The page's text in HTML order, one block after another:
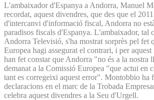
L'ambaixador d'Espanya a Andorra, Manuel
recordat, aquest divendres, que des que el
d'intercanvi d'informació fiscal, Andorra no
paradisos fiscals d'Espanya. L'ambaixador, tal
Andorra Televisió, s'ha mostrat sorprès pel fet
Europea hagi assegurat el contrari, i per
han fet constar que Andorra "no és a la nostra
demanat a la Comissió Europea "que actui en
tant es corregeixi aquest error". Montobbio ha
declaracions en el marc de la Trobada
celebra aquest divendres a la Seu d'Urgell.